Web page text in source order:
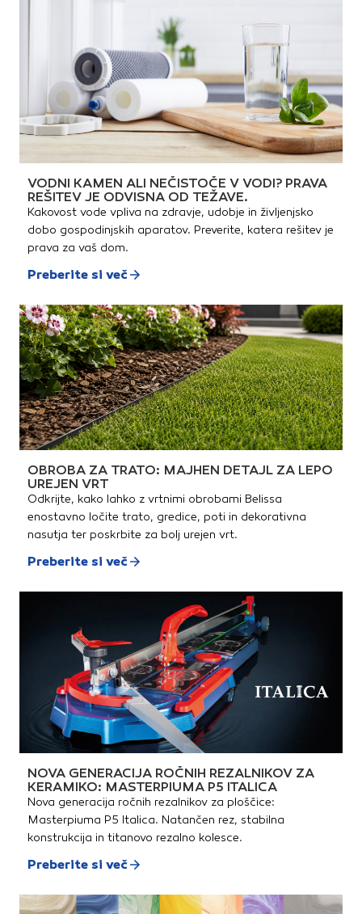
umazanijoPodaljšana
življenjska dobaNaraven
material - okolju prijazna
kritinaTehnične
lastnosti:Dimenzije: 180 x 420
mmTeža: ca. 2,4
kg/kosPovršina: gladka
(Novo)Material:
visokokakovosten
betonTehnični
dokumenti:Določanje razdalje
med letvami
mmTeža: 4 kg/kosPovršina:
gladka (Star)Material:
visokokakovosten
betonTehnični
dokumenti:Določanje razdalje
med letvami
VODNI KAMEN ALI NEČISTOČE V VODI? PRAVA
REŠITEV JE ODVISNA OD TEŽAVE.
Kakovost vode vpliva na zdravje, udobje in življenjsko
dobo gospodinjskih aparatov. Preverite, katera rešitev je
prava za vaš dom.
Preberite si več
OBROBA ZA TRATO: MAJHEN DETAJL ZA LEPO
UREJEN VRT
Odkrijte, kako lahko z vrtnimi obrobami Belissa
enostavno ločite trato, gredice, poti in dekorativna
nasutja ter poskrbite za bolj urejen vrt.
Preberite si več
NOVA GENERACIJA ROČNIH REZALNIKOV ZA
KERAMIKO: MASTERPIUMA P5 ITALICA
Nova generacija ročnih rezalnikov za ploščice:
Masterpiuma P5 Italica. Natančen rez, stabilna
konstrukcija in titanovo rezalno kolesce.
Preberite si več